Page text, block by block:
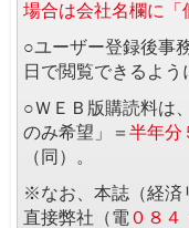
場合は会社名欄に「
○ユーザー登録後事
日で閲覧できるよう
○ＷＥＢ版購読料は
のみ希望」＝ 半年分
（同）。
※なお、本誌（経済
直接弊社（電 ０８４